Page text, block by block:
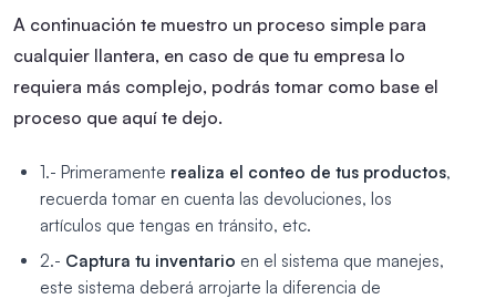
A continuación te muestro un proceso simple para
cualquier llantera, en caso de que tu empresa lo
requiera más complejo, podrás tomar como base el
proceso que aquí te dejo.
1.- Primeramente realiza el conteo de tus productos,
recuerda tomar en cuenta las devoluciones, los
artículos que tengas en tránsito, etc.
2.- Captura tu inventario en el sistema que manejes,
este sistema deberá arrojarte la diferencia de